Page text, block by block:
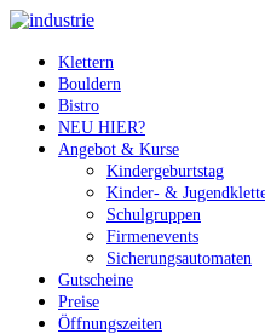
Klettern
Bouldern
Bistro
NEU HIER?
Angebot & Kurse
Kindergeburtstag
Kinder- &
Schulgruppen
Firmenevents
Sicherungsautomaten
Gutscheine
Preise
Öffnungszeiten